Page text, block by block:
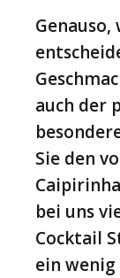
auch der
Sie den
bei uns
Cocktail
ein